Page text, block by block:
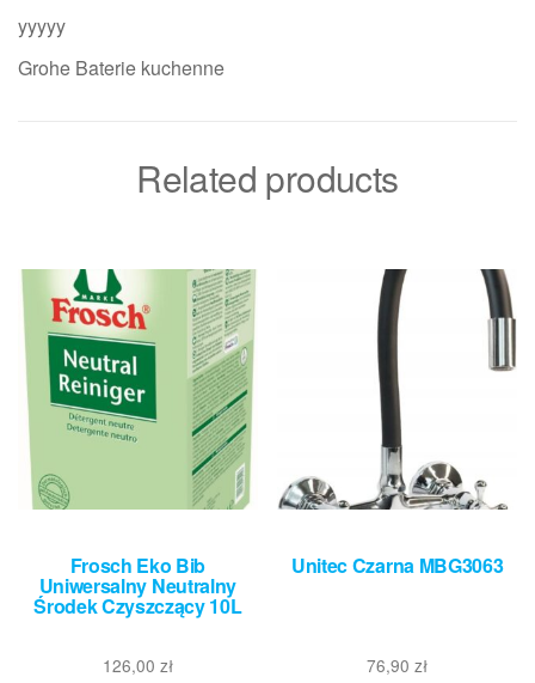
yyyyy
Grohe Baterie kuchenne
Related products
Frosch Eko Bib
Uniwersalny Neutralny
Środek Czyszczący 10L
126,00 zł
Unitec Czarna MBG3063
76,90zł